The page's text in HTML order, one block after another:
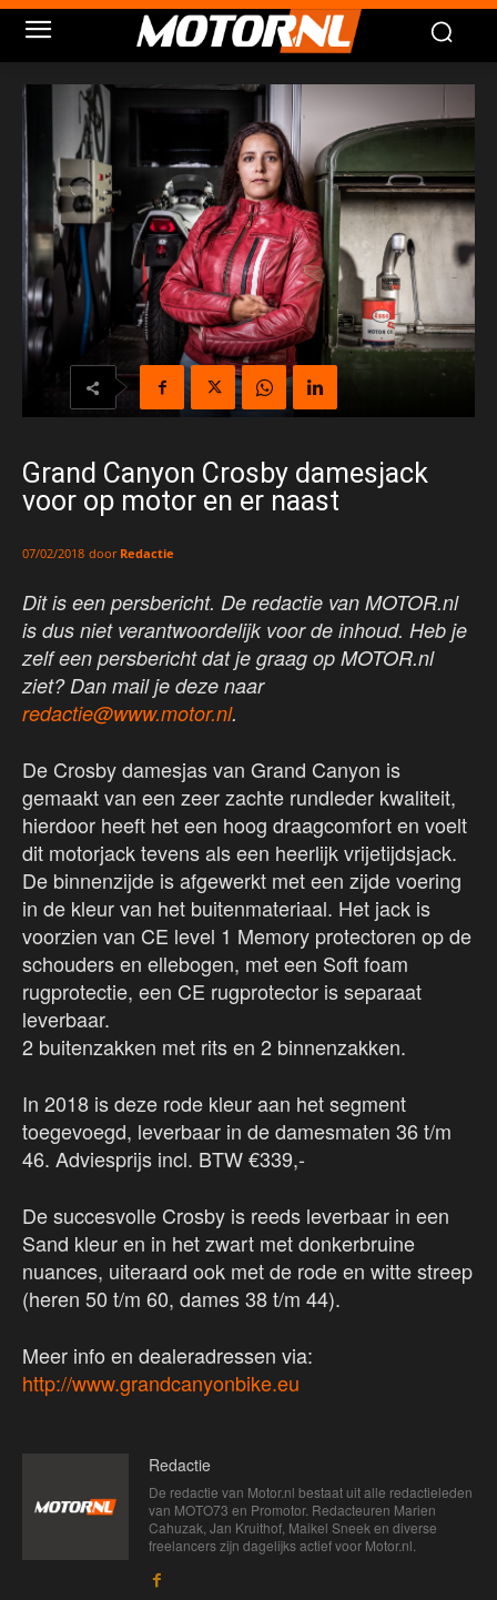
Grand Canyon Crosby damesjack
voor op motor en er naast
07/02/2018 door Redactie
Dit is een persbericht. De redactie van MOTOR.nl
is dus niet verantwoordelijk voor de inhoud. Heb je
zelf een persbericht dat je graag op MOTOR.nl
ziet? Dan mail je deze naar
redactie@www.motor.nl.
De Crosby damesjas van Grand Canyon is
gemaakt van een zeer zachte rundleder kwaliteit,
hierdoor heeft het een hoog draagcomfort en voelt
dit motorjack tevens als een heerlijk vrijetijdsjack.
De binnenzijde is afgewerkt met een zijde voering
in de kleur van het buitenmateriaal. Het jack is
voorzien van CE level 1 Memory protectoren op de
schouders en ellebogen, met een Soft foam
rugprotectie, een CE rugprotector is separaat
leverbaar.
2 buitenzakken met rits en 2 binnenzakken.
In 2018 is deze rode kleur aan het segment
toegevoegd, leverbaar in de damesmaten 36 t/m
46. Adviesprijs incl. BTW €339,-
De succesvolle Crosby is reeds leverbaar in een
Sand kleur en in het zwart met donkerbruine
nuances, uiteraard ook met de rode en witte streep
(heren 50 t/m 60, dames 38 t/m 44).
Meer info en dealeradressen via:
http://www.grandcanyonbike.eu
Redactie
De redactie van Motor.nl bestaat uit alle redactieleden
van MOTO73 en Promotor. Redacteuren Marien
Cahuzak, Jan Kruithof, Maikel Sneek en diverse
freelancers zijn dagelijks actief voor Motor.nl.